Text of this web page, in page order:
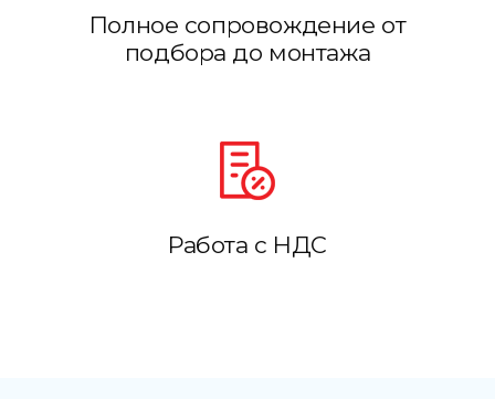
Полное сопровождение от
подбора до монтажа
Работа с НДС